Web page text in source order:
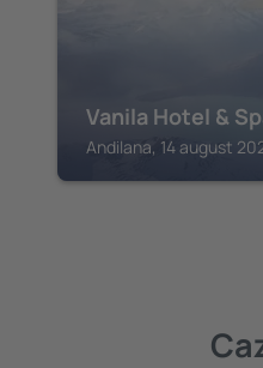
Vanila Hotel &
Andilana, 14 august